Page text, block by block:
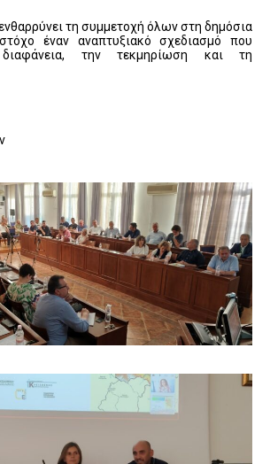
τη συμμετοχή όλων στη δημόσια
έναν αναπτυξιακό σχεδιασμό που
την τεκμηρίωση και τη